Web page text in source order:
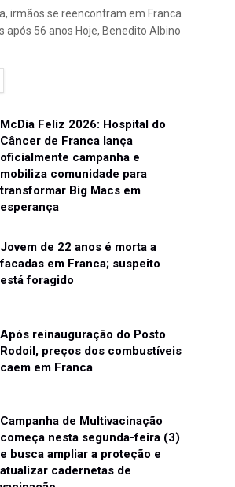
irmãos se reencontram em Franca
após 56 anos Hoje, Benedito Albino
McDia Feliz 2026: Hospital do
Câncer de Franca lança
oficialmente campanha e
mobiliza comunidade para
transformar Big Macs em
esperança
Jovem de 22 anos é morta a
facadas em Franca; suspeito
está foragido
Após reinauguração do Posto
Rodoil, preços dos combustíveis
caem em Franca
Campanha de Multivacinação
começa nesta segunda-feira (3)
e busca ampliar a proteção e
atualizar cadernetas de